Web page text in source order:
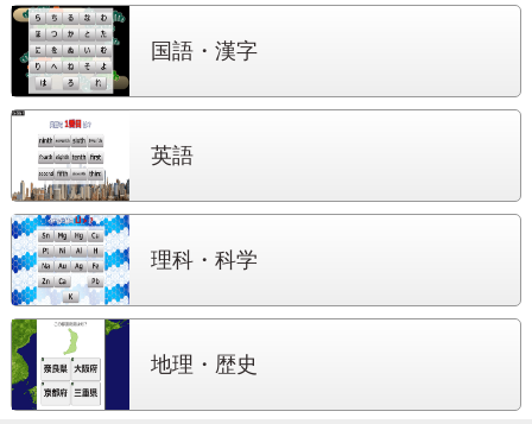
国語・漢字
英語
理科・科学
地理・歴史